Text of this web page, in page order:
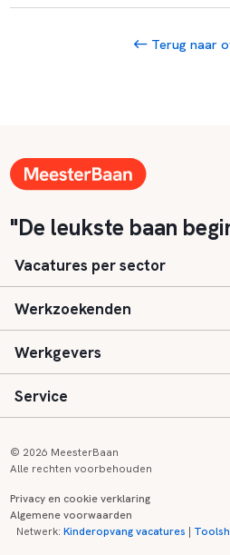
Terug naar
"De leukste baan
Vacatures per sector
Basisonderwijs
Speciaal (basis) onderwijs
Voortgezet onderwijs
Kinderopvang
Werkzoekenden
Aanmelden
Vacatures
Zij-instroom informatie
Werkgevers
Inloggen
Registreren
Service
Onderwijs links
© 2026 MeesterBaan
Alle rechten voorbehouden
Privacy en cookie verklaring
Algemene voorwaarden
Netwerk:Kinderopvang vacatures |